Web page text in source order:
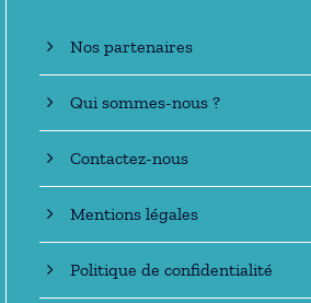
Nos partenaires
Qui sommes-nous ?
Contactez-nous
Mentions légales
Politique de confidentialité